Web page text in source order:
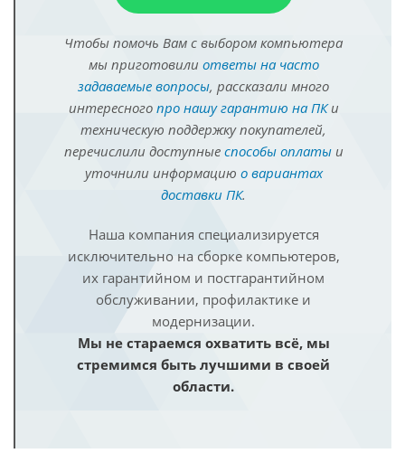
Чтобы помочь Вам с выбором компьютера
мы приготовили ответы на часто
задаваемые вопросы, рассказали много
интересного про нашу гарантию на ПКи
техническую поддержку покупателей,
перечислили доступные способы оплатыи
уточнили информацию о вариантах
доставки ПК.
Наша компания специализируется
исключительно на сборке компьютеров,
их гарантийном и постгарантийном
обслуживании, профилактике и
модернизации.
Мы не стараемся охватить всё, мы
стремимся быть лучшими в своей
области.